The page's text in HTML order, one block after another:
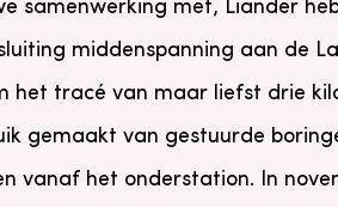
samenwerking met, Liander
middenspanning aan de
het tracé van maar liefst drie
gemaakt van gestuurde
vanaf het onderstation. In